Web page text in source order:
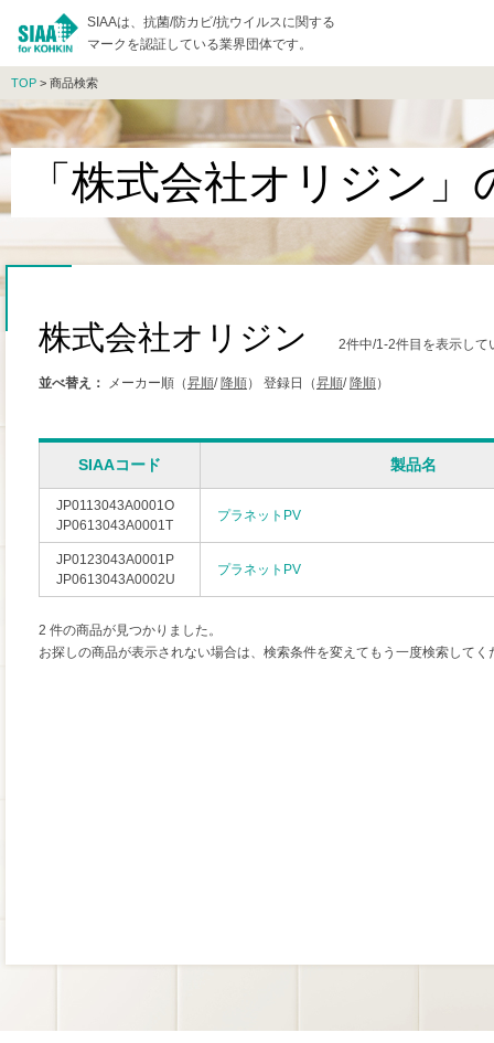
SIAAは、抗菌/防カビ/抗ウイルスに関する
マークを認証している業界団体です。
TOP > 商品検索
「株式会社オリジン
株式会社オリジン 2件中/1-2件目を表示して
並べ替え： メーカー順（昇順/ 降順） 登録日（昇順/ 降順）
SIAAコード 製品名
JP0113043A0001O
JP0613043A0001T
プラネットPV
JP0123043A0001P
JP0613043A0002U
プラネットPV
2 件の商品が見つかりました。
お探しの商品が表示されない場合は、検索条件を変えてもう一度検索してく